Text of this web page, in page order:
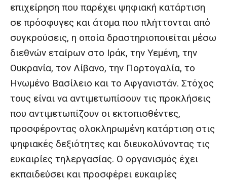
επιχείρηση που παρέχει ψηφιακή κατάρτιση
σε πρόσφυγες και άτομα που πλήττονται από
συγκρούσεις, η οποία δραστηριοποιείται μέσω
διεθνών εταίρων στο Ιράκ, την Υεμένη, την
Ουκρανία, τον Λίβανο, την Πορτογαλία, το
Ηνωμένο Βασίλειο και το Αφγανιστάν. Στόχος
τους είναι να αντιμετωπίσουν τις προκλήσεις
που αντιμετωπίζουν οι εκτοπισθέντες,
προσφέροντας ολοκληρωμένη κατάρτιση στις
ψηφιακές δεξιότητες και διευκολύνοντας τις
ευκαιρίες τηλεργασίας. Ο οργανισμός έχει
εκπαιδεύσει και προσφέρει ευκαιρίες